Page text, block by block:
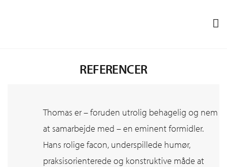
REFERENCER
Thomas er – foruden utrolig behagelig og nem
at samarbejde med – en eminent formidler.
Hans rolige facon, underspillede humør,
praksisorienterede og konstruktive måde at